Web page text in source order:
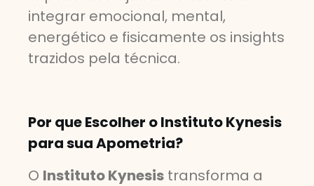
integrar emocional, mental,
energético e fisicamente os insights
trazidos pela técnica.
Por que Escolher o Instituto Kynesis
para sua Apometria?
O Instituto Kynesis transforma a